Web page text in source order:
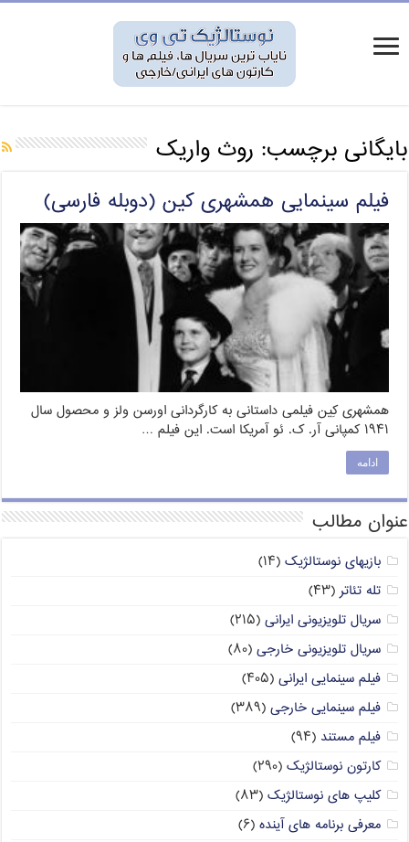
بایگانی برچسب: روث واریک
فیلم سینمایی همشهری کین (دوبله فارسی)
همشهری کِین فیلمی داستانی به کارگردانی اورسن ولز و محصول سال
۱۹۴۱ کمپانی آر. ک. ئو آمریکا است. این فیلم …
ادامه
عنوان مطالب
بازیهای نوستالژیک (۱۴)
تله تئاتر(۴۳)
سریال تلویزیونی ایرانی (۲۱۵)
سریال تلویزیونی خارجی (۸۰)
فیلم سینمایی ایرانی (۴۰۵)
فیلم سینمایی خارجی (۳۸۹)
فیلم مستند (۹۴)
کارتون نوستالژیک (۲۹۰)
کلیپ های نوستالژیک (۸۳)
معرفی برنامه های آینده (۶)